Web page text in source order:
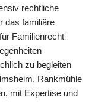
rechtliche
das familiäre
Familienrecht
zu begleiten
Rankmühle
mit Expertise und